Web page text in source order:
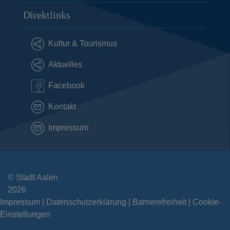
Direktlinks
Kultur & Tourismus
Aktuelles
Facebook
Kontakt
Impressum
© Stadt Aalen
2026
Impressum
Datenschutzerklärung Barrierefreiheit
Cookie-
Einstellungen